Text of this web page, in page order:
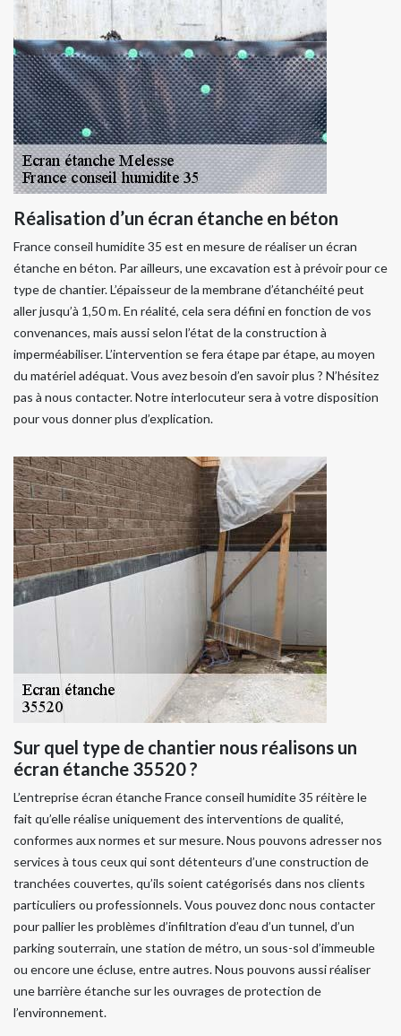
Réalisation d’un écran étanche en béton
France conseil humidite 35 est en mesure de réaliser un écran
étanche en béton. Par ailleurs, une excavation est à prévoir pour ce
type de chantier. L’épaisseur de la membrane d’étanchéité peut
aller jusqu’à 1,50 m. En réalité, cela sera défini en fonction de vos
convenances, mais aussi selon l’état de la construction à
imperméabiliser. L’intervention se fera étape par étape, au moyen
du matériel adéquat. Vous avez besoin d’en savoir plus ? N’hésitez
pas à nous contacter. Notre interlocuteur sera à votre disposition
pour vous donner plus d’explication.
Sur quel type de chantier nous réalisons un
écran étanche 35520 ?
L’entreprise écran étanche France conseil humidite 35 réitère le
fait qu’elle réalise uniquement des interventions de qualité,
conformes aux normes et sur mesure. Nous pouvons adresser nos
services à tous ceux qui sont détenteurs d’une construction de
tranchées couvertes, qu’ils soient catégorisés dans nos clients
particuliers ou professionnels. Vous pouvez donc nous contacter
pour pallier les problèmes d’infiltration d’eau d’un tunnel, d’un
parking souterrain, une station de métro, un sous-sol d’immeuble
ou encore une écluse, entre autres. Nous pouvons aussi réaliser
une barrière étanche sur les ouvrages de protection de
l’environnement.